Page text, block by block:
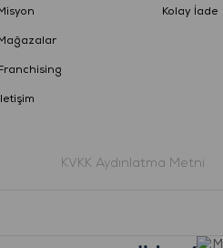
Kolay İade
KVKK Aydınlatma Metni